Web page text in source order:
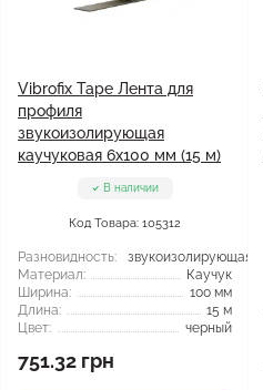
Vibrofix Таре Лента для
профиля
звукоизолирующая
каучуковая 6x100 мм (15 м)
В наличии
Код Товара: 105312
Разновидность:
звукоизолирующая
Материал:
Каучук
Ширина:
100 мм
Длина:
15 м
Цвет:
черный
751.32 грн